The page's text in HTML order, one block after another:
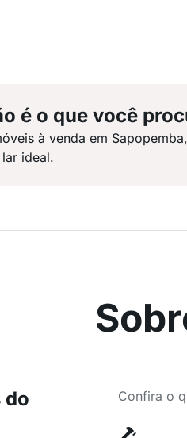
é o que você
à venda em
ideal.
do
Confira o